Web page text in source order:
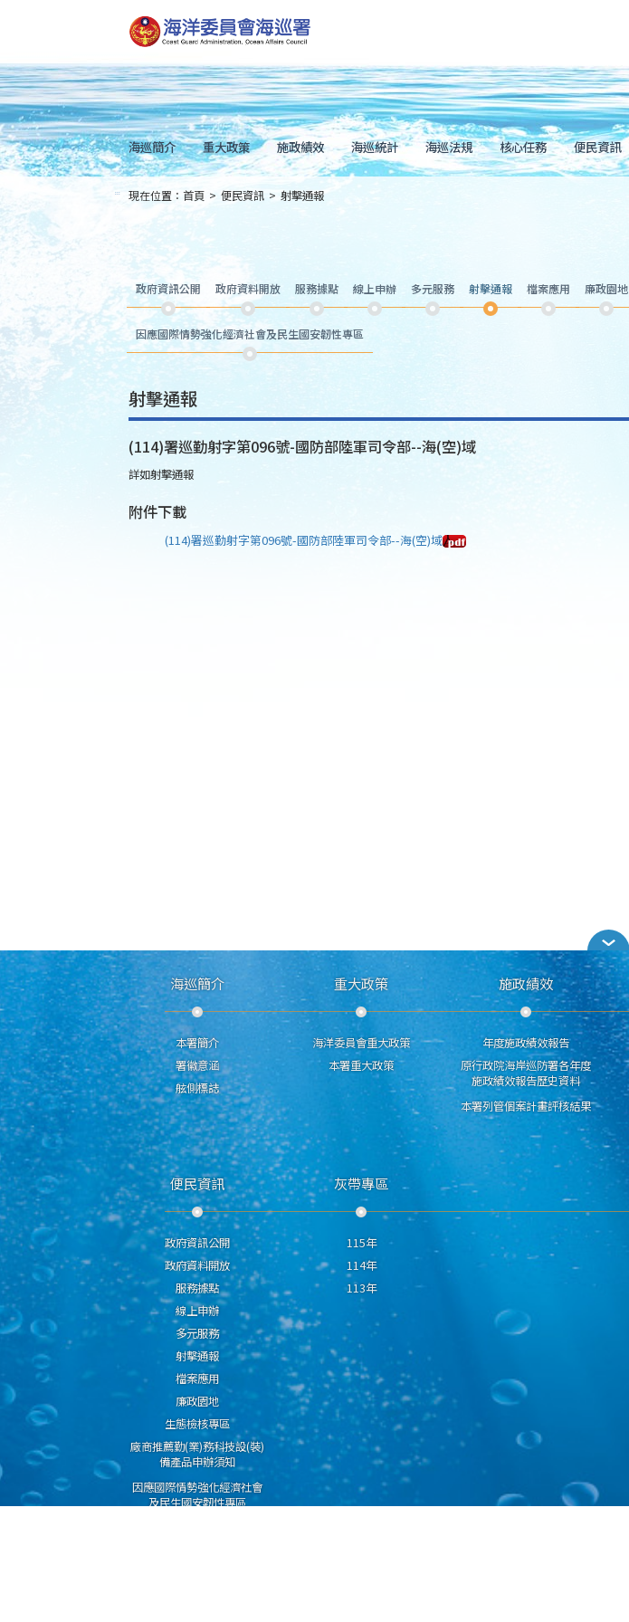
到
主
內
容
Skip
to
main
content
海巡簡介 重大政策 施政績效 海巡統計 海巡法規 核心任務 便民資訊
::: 現在位置： 首頁 > 便民資訊 > 射擊通報
政府資訊公開 政府資料開放 服務據點 線上申辦 多元服務 射擊通報 檔案應用 廉政園地
因應國際情勢強化經濟社會及民生國安韌性專區
射擊通報
(114)署巡勤射字第096號-國防部陸軍司令部--海(空)域
詳如射擊通報
附件下載
(114)署巡勤射字第096號-國防部陸軍司令部--海(空)域
海巡簡介
本署簡介
署徽意涵
舷側標誌
重大政策
海洋委員會重大政策
本署重大政策
施政績效
年度施政績效報告
原行政院海岸巡防署各年度
施政績效報告歷史資料
本署列管個案計畫評核結果
便民資訊
政府資訊公開
政府資料開放
服務據點
線上申辦
多元服務
射擊通報
檔案應用
廉政園地
生態檢核專區
廠商推薦勤(業)務科技設(裝)
備產品申辦須知
因應國際情勢強化經濟社會
及民生國安韌性專區
灰帶專區
115年
114年
113年